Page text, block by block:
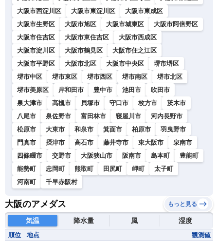
大阪市西淀川区
大阪市東淀川区
大阪市東成区
大阪市生野区
大阪市旭区 大阪市城東区
大阪市阿倍野区
大阪市住吉区
大阪市東住吉区
大阪市西成区
大阪市淀川区
大阪市鶴見区
大阪市住之江区
大阪市平野区
大阪市北区 大阪市中央区
堺市堺区
堺市中区
堺市東区 堺市西区 堺市南区
堺市北区
堺市美原区
岸和田市 豊中市 池田市
吹田市
泉大津市
高槻市 貝塚市 守口市 枚方市
茨木市
八尾市
泉佐野市 富田林市 寝屋川市
河内長野市
松原市
大東市 和泉市 箕面市 柏原市
羽曳野市
門真市
摂津市 高石市 藤井寺市 東大阪市
泉南市
四條畷市
交野市 大阪狭山市 阪南市 島本町
豊能町
能勢町
忠岡町 熊取町 田尻町 岬町
太子町
河南町
千早赤阪村
大阪のアメダス もっと見る
気温 降水量 風 湿度
順位 地点 観測値